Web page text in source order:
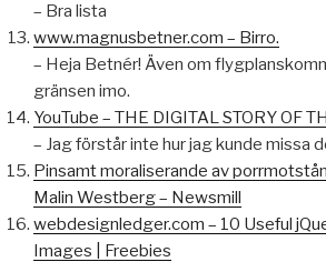
– Bra lista
www.magnusbetner.com – Birro.
– Heja Betnér! Även om
gränsen imo.
YouTube – THE DIGITAL STORY OF
– Jag förstår inte hur jag kunde missa
Pinsamt moraliserande av
Malin Westberg – Newsmill
webdesignledger.com – 10 Useful
Images | Freebies